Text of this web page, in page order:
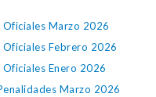
Marzo 2026
Febrero 2026
Enero 2026
Marzo 2026